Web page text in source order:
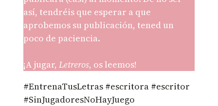
así, tendréis que esperar a que
aprobemos su publicación, tened un
poco de paciencia.
¡A jugar, Letreros, os leemos!
#EntrenaTusLetras #escritora #escritor
#SinJugadoresNoHayJuego